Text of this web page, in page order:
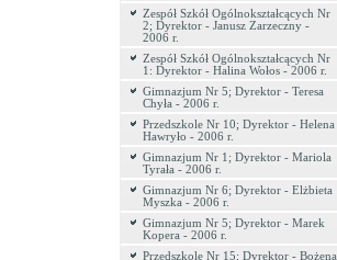
Zespół Szkół Ogólnokształcących Nr
2; Dyrektor - Janusz Zarzeczny -
2006 r.
Zespół Szkół Ogólnokształcących Nr
1: Dyrektor - Halina Wołos - 2006 r.
Gimnazjum Nr 5; Dyrektor - Teresa
Chyła - 2006 r.
Przedszkole Nr 10; Dyrektor - Helena
Hawryło - 2006 r.
Gimnazjum Nr 1; Dyrektor - Mariola
Tyrała - 2006 r.
Gimnazjum Nr 6; Dyrektor - Elżbieta
Myszka - 2006 r.
Gimnazjum Nr 5; Dyrektor - Marek
Kopera - 2006 r.
Przedszkole Nr 15; Dyrektor - Bożena